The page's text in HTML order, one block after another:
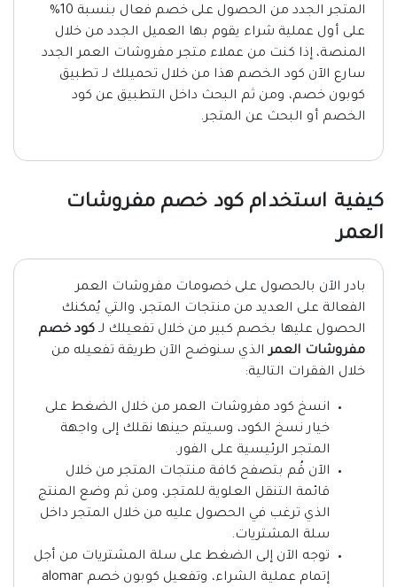
المتجر الجدد من الحصول على خصم فعال بنسبة 10%
على أول عملية شراء يقوم بها العميل الجدد من خلال
المنصة، إذا كنت من عملاء متجر مفروشات العمر الجدد
سارع الآن كود الخصم هذا من خلال تحميلك لـ تطبيق
كوبون خصم، ومن ثم البحث داخل التطبيق عن كود
الخصم أو البحث عن المتجر.
كيفية استخدام كود خصم مفروشات
العمر
بادر الآن بالحصول على خصومات مفروشات العمر
الفعالة على العديد من منتجات المتجر، والتي يُمكنك
الحصول عليها بخصم كبير من خلال تفعيلك لـ كود خصم
مفروشات العمرالذي سنوضح الآن طريقة تفعيله من
خلال الفقرات التالية:
انسخ كود مفروشات العمر من خلال الضغط على
خيار نسخ الكود، وسيتم حينها نقلك إلى واجهة
المتجر الرئيسية على الفور.
الآن قُم بتصفح كافة منتجات المتجر من خلال
قائمة التنقل العلوية للمتجر، ومن ثم وضع المنتج
الذي ترغب في الحصول عليه من خلال المتجر داخل
سلة المشتريات.
توجه الآن إلى الضغط على سلة المشتريات من أجل
إتمام عملية الشراء، وتفعيل كوبون خصم alomar